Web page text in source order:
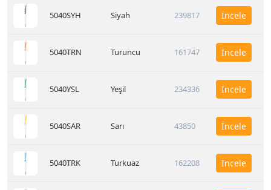
5040SYH Siyah 239817 İncele
5040TRN Turuncu 161747 İncele
5040YSL Yeşil 234336 İncele
5040SAR Sarı 43850 İncele
5040TRK Turkuaz 162208 İncele